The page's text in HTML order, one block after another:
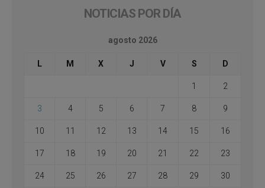
NOTICIAS POR DÍA
agosto 2026
L M X J V S D
1 2
3 4 5 6 7 8 9
10 11 12 13 14 15 16
17 18 19 20 21 22 23
24 25 26 27 28 29 30